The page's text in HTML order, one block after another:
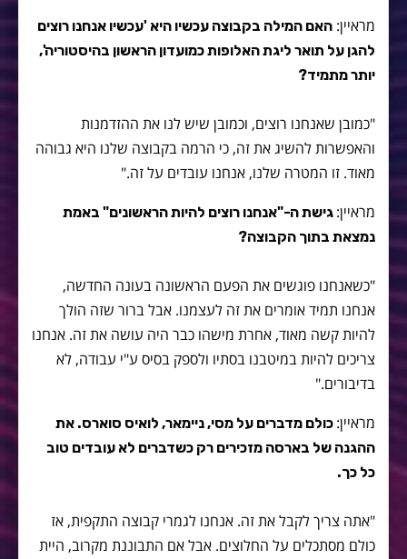
מראיין: האם המילה בקבוצה עכשיו היא 'עכשיו אנחנו רוצים
להגן על תואר ליגת האלופות כמועדון הראשון בהיסטוריה',
יותר מתמיד?
"כמובן שאנחנו רוצים, וכמובן שיש לנו את ההזדמנות
והאפשרות להשיג את זה, כי הרמה בקבוצה שלנו היא גבוהה
מאוד. זו המטרה שלנו, אנחנו עובדים על זה."
מראיין: גישת ה-"אנחנו רוצים להיות הראשונים" באמת
נמצאת בתוך הקבוצה?
"כשאנחנו פוגשים את הפעם הראשונה בעונה החדשה,
אנחנו תמיד אומרים את זה לעצמנו. אבל ברור שזה הולך
להיות קשה מאוד, אחרת מישהו כבר היה עושה את זה. אנחנו
צריכים להיות במיטבנו בסתיו ולספק בסיס ע"י עבודה, לא
בדיבורים."
מראיין: כולם מדברים על מסי, ניימאר, לואיס סוארס. את
ההגנה של בארסה מזכירים רק כשדברים לא עובדים טוב
כל כך.
"אתה צריך לקבל את זה. אנחנו לגמרי קבוצה התקפית, אז
כולם מסתכלים על החלוצים. אבל אם התבוננת מקרוב, היית